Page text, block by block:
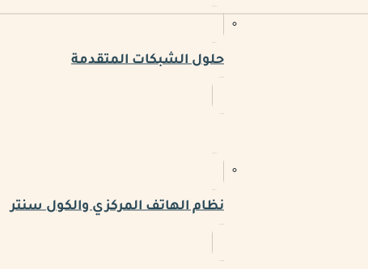
حلول الشبكات المتقدمة
نظام الهاتف المركزي والكول سنتر